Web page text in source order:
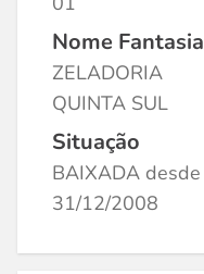
Nome Fantasia
ZELADORIA
QUINTA SUL
Situação
BAIXADA desde
31/12/2008